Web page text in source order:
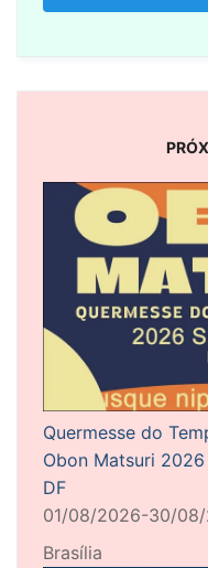
Quermesse do
Obon Matsuri
DF
01/08/2026-30/
Brasília